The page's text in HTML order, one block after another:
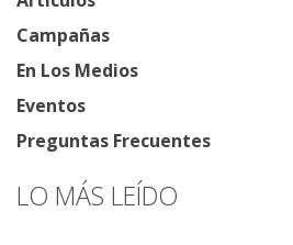
Campañas
En Los Medios
Eventos
Preguntas Frecuentes
LO MÁS LEÍDO